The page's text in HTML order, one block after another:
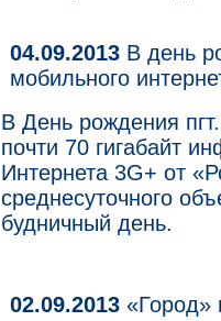
04.09.2013 В день
мобильного
В День рождения
почти 70 гигабайт
Интернета 3G+ от
среднесуточного
будничный день.
02.09.2013 «Город»